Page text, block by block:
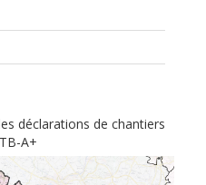
déclarations de chantiers
A+